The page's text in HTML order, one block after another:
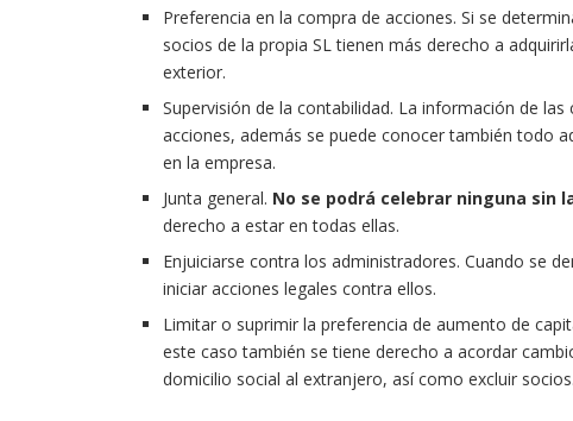
Preferencia en la compra de acciones. Si se
socios de la propia SL tienen más derecho a
exterior.
Supervisión de la contabilidad. La información de
acciones, además se puede conocer también todo
en la empresa.
Junta general. No se podrá celebrar ninguna sin
derecho a estar en todas ellas.
Enjuiciarse contra los administradores. Cuando se
iniciar acciones legales contra ellos.
Limitar o suprimir la preferencia de aumento de
este caso también se tiene derecho a acordar
domicilio social al extranjero, así como excluir socios.